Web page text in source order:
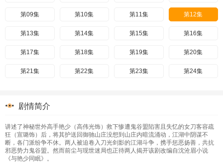
第09集 第10集 第11集 第12集
第13集 第14集 第15集 第16集
第17集 第18集 第19集 第20集
第21集 第22集 第23集 第24集
剧情简介
讲述了神秘世外高手艳少（高伟光饰）救下惨遭鬼谷盟陷害且失忆的女刀客容疏
狂（宣璐饰）后，将其护送回御驰山庄没想到山庄内暗流涌动，江湖中阴谋不
断，各门派纷争不休。两人被迫卷入刀光剑影的江湖斗争，携手惩恶扬善，共抗
邪恶势力鬼谷盟。然而前尘与现世迷局也正待两人揭开该剧改编自沈沧眉小说
《与艳少同眠》。